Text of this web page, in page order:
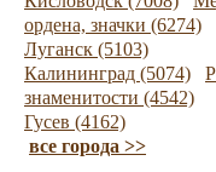
ордена, значки (6274)
Луганск (5103)
Калининград (5074)
знаменитости (4542)
Гусев (4162)
все города >>